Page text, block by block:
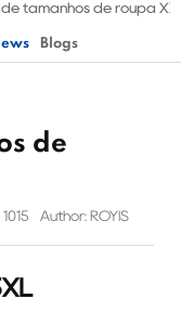
tamanhos de roupa
Blogs
de
Author: ROYIS